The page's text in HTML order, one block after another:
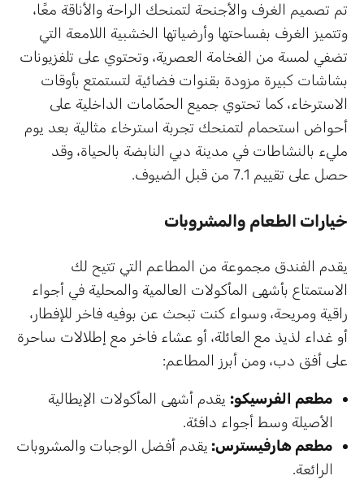
تم تصميم الغرف والأجنحة لتمنحك الراحة والأناقة معًا،
وتتميز الغرف بفساحتها وأرضياتها الخشبية اللامعة التي
تضفي لمسة من الفخامة العصرية، وتحتوي على تلفزيونات
بشاشات كبيرة مزودة بقنوات فضائية لتستمتع بأوقات
الاسترخاء، كما تحتوي جميع الحمّامات الداخلية على
أحواض استحمام لتمنحك تجربة استرخاء مثالية بعد يوم
مليء بالنشاطات في مدينة دبي النابضة بالحياة، وقد
حصل على تقييم 7.1 من قبل الضيوف.
خيارات الطعام والمشروبات
يقدم الفندق مجموعة من المطاعم التي تتيح لك
الاستمتاع بأشهى المأكولات العالمية والمحلية في أجواء
راقية ومريحة، وسواء كنت تبحث عن بوفيه فاخر للإفطار،
أو غداء لذيذ مع العائلة، أو عشاء فاخر مع إطلالات ساحرة
على أفق دب، ومن أبرز المطاعم:
مطعم الفرسيكو: يقدم أشهى المأكولات الإيطالية
الأصيلة وسط أجواء دافئة.
مطعم هارفيسترس: يقدم أفضل الوجبات والمشروبات
الرائعة.